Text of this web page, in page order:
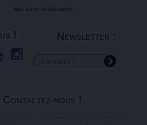
Mes bons de réduction
! Newsletter :
Contactez-nous !
ou un conseil personnalisé, une demande